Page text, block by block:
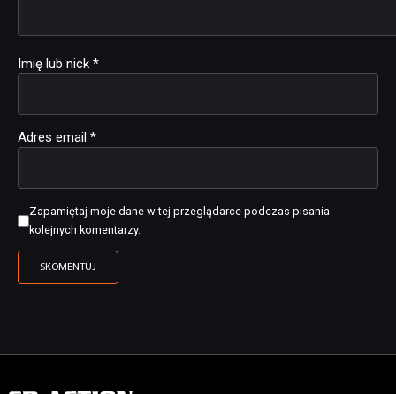
Imię lub nick *
Adres email *
Zapamiętaj moje dane w tej przeglądarce podczas pisania
kolejnych komentarzy.